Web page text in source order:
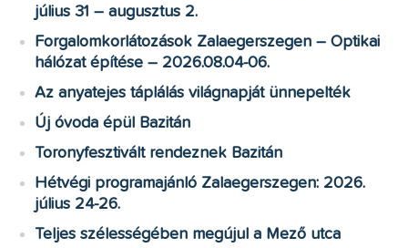
július 31 – augusztus 2.
Forgalomkorlátozások Zalaegerszegen – Optikai
hálózat építése – 2026.08.04-06.
Az anyatejes táplálás világnapját ünnepelték
Új óvoda épül Bazitán
Toronyfesztivált rendeznek Bazitán
Hétvégi programajánló Zalaegerszegen: 2026.
július 24-26.
Teljes szélességében megújul a Mező utca